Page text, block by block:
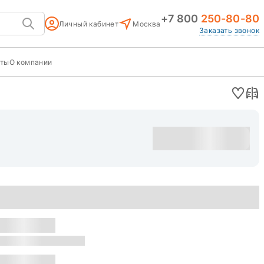
Личный кабинет Москва +7 800 250-80-80
Заказать звонок
О компании